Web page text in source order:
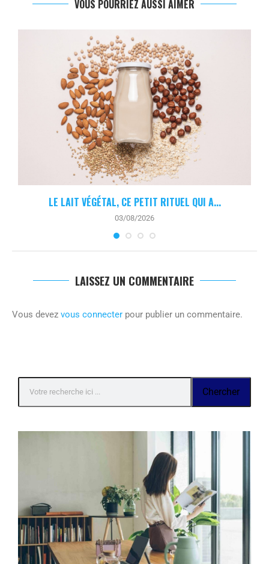
VOUS POURRIEZ AUSSI AIMER
LE LAIT VÉGÉTAL, CE PETIT RITUEL QUI A...
03/08/2026
LAISSEZ UN COMMENTAIRE
Vous devez vous connecter pour publier un commentaire.
Chercher